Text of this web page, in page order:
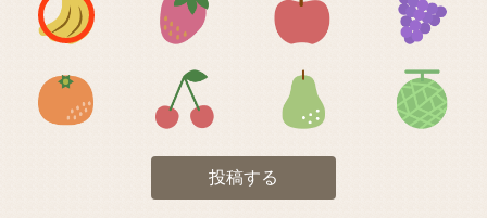
アイコン5 アイコン6 アイコン7
投稿する